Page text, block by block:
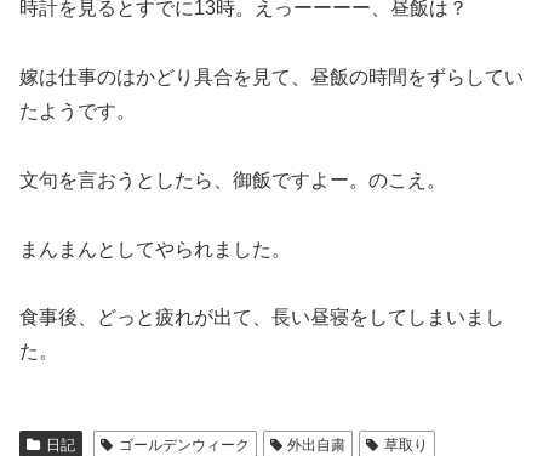
時計を見るとすでに13時。えっーーーー、昼飯は？
嫁は仕事のはかどり具合を見て、昼飯の時間をずらしてい
たようです。
文句を言おうとしたら、御飯ですよー。のこえ。
まんまんとしてやられました。
食事後、どっと疲れが出て、長い昼寝をしてしまいまし
た。
日記 ゴールデンウィーク 外出自粛 草取り